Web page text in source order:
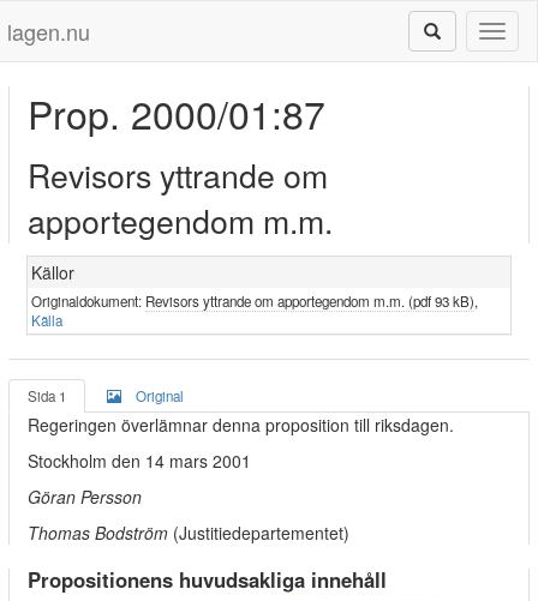
lagen.nu
Prop. 2000/01:87
Revisors yttrande om
apportegendom m.m.
Källor
Originaldokument: Revisors yttrande om apportegendom m.m. (pdf 93 kB),
Källa
Sida 1 Original
Regeringen överlämnar denna proposition till riksdagen.
Stockholm den 14 mars 2001
Göran Persson
Thomas Bodström (Justitiedepartementet)
Propositionens huvudsakliga innehåll